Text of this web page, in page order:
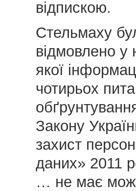
відпискою.
Стельмаху
відмовлено у
якої
чотирьох
Закону
захист
даних» 2011
… не має